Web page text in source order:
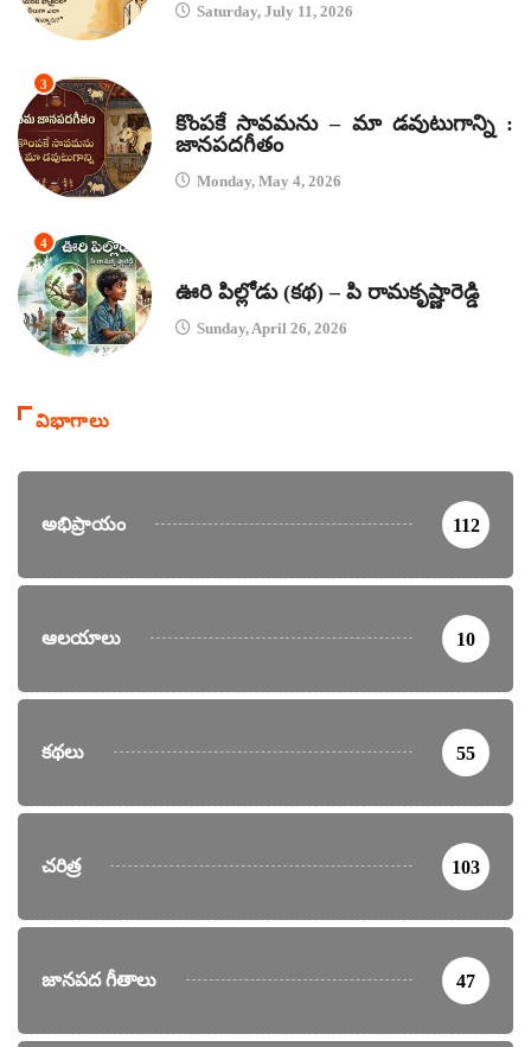
Saturday, July 11, 2026
3
కొంపకే సావమను – మా డవుటుగాన్ని :
జానపదగీతం
Monday, May 4, 2026
4
ఊరి పిల్లోడు (కథ) – పి రామకృష్ణారెడ్డి
Sunday, April 26, 2026
విభాగాలు
అభిప్రాయం 112
ఆలయాలు 10
కథలు 55
చరిత్ర 103
జానపద గీతాలు 47